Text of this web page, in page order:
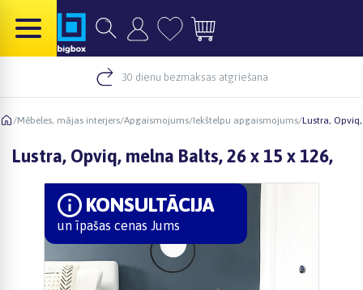
30 dienu bezmaksas atgriešana
/Mēbeles, mājas interjers/Apgaismojums/Iekštelpu apgaismojums/Lustra,
Lustra, Opviq, melna Balts, 26 x 15 x 126,
KONSULTĀCIJA
un īpašas cenas Jums